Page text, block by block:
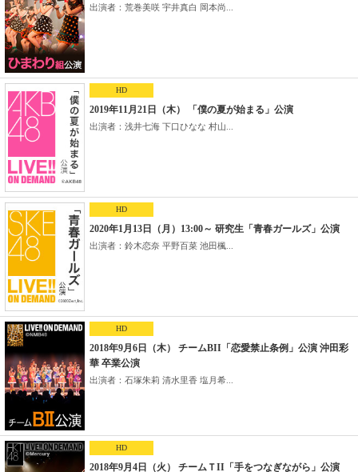
出演者：荒巻美咲 宇井真白 岡本尚...
HD
2019年11月21日（木） 「僕の夏が始まる」公演
出演者：浅井七海 下口ひなな 村山...
HD
2020年1月13日（月）13:00～ 研究生「青春ガールズ」公演
出演者：鈴木恋奈 平野百菜 池田楓...
HD
2018年9月6日（木） チームBII「恋愛禁止条例」公演 沖田彩
華 卒業公演
出演者：石塚朱莉 清水里香 塩月希...
HD
2018年9月4日（火） チームＴII「手をつなぎながら」公演